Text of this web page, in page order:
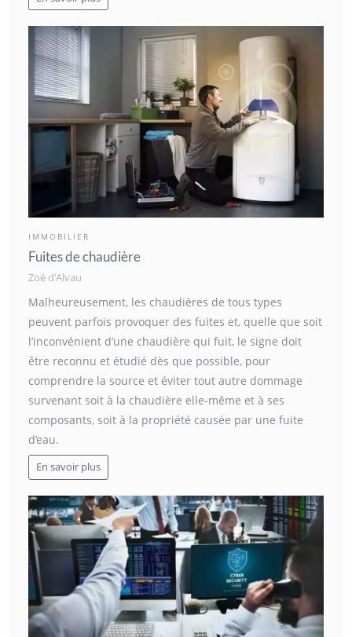
IMMOBILIER
Fuites de chaudière
Zoé d'Alvau
Malheureusement, les chaudières de tous types
peuvent parfois provoquer des fuites et, quelle que soit
l’inconvénient d’une chaudière qui fuit, le signe doit
être reconnu et étudié dès que possible, pour
comprendre la source et éviter tout autre dommage
survenant soit à la chaudière elle-même et à ses
composants, soit à la propriété causée par une fuite
d’eau.
En savoir plus